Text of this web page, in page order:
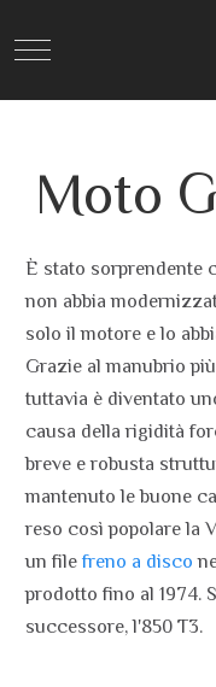
Mobile Menu Toggle
Moto
È stato sorprendente
non abbia
solo il motore e lo
Grazie al manubrio
tuttavia è diventato
causa della rigidità
breve e robusta
mantenuto le buone
reso così popolare la
un file freno a disco
prodotto fino al 1974.
successore, l'850 T3.